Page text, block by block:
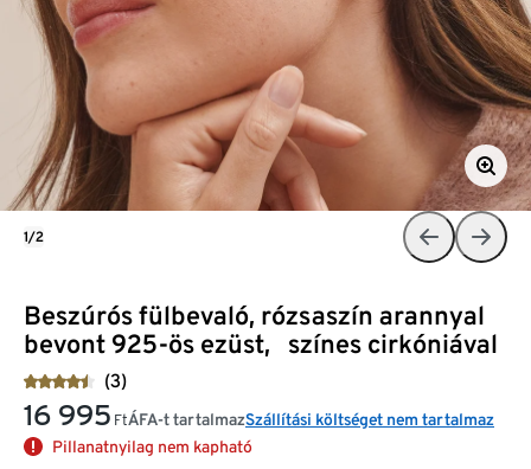
Beszúrós fülbevaló, rózsaszín arannyal
bevont 925-ös ezüst, színes cirkóniával
(3)
16 995 FtÁFA-t tartalmazSzállítási költséget nem tartalmaz
Pillanatnyilag nem kapható
1/2